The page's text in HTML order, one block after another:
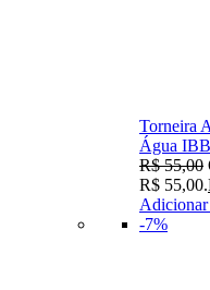
Torneira
Água
R$55,00
R$ 55,00.
-7%